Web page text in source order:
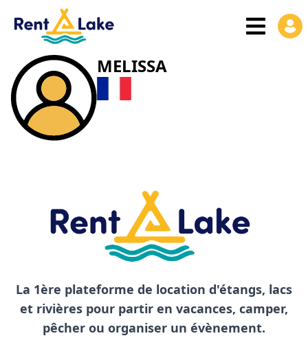
MELISSA
La 1ère plateforme de location d'étangs, lacs
et rivières pour partir en vacances, camper,
pêcher ou organiser un évènement.